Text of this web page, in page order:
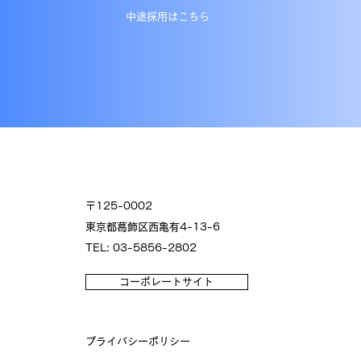
中途採用はこちら
〒125-0002
東京都葛飾区西亀有4-13-6
TEL: 03-5856-2802
コーポレートサイト
プライバシーポリシー